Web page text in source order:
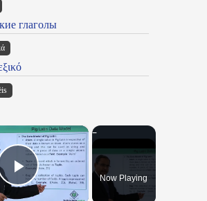
глаголы
×
Play VideoNow Playing